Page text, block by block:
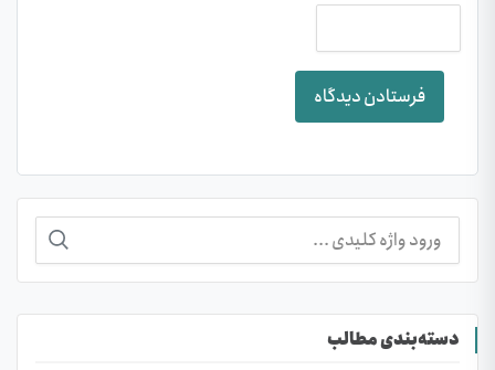
جستجو
برای:
دسته‌بندی مطالب